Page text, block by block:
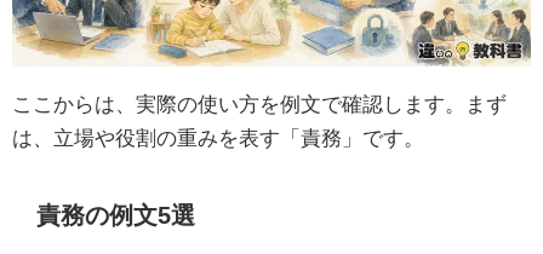
ここからは、実際の使い方を例文で確認します。まず
は、立場や役割の重みを表す「責務」です。
責務の例文5選